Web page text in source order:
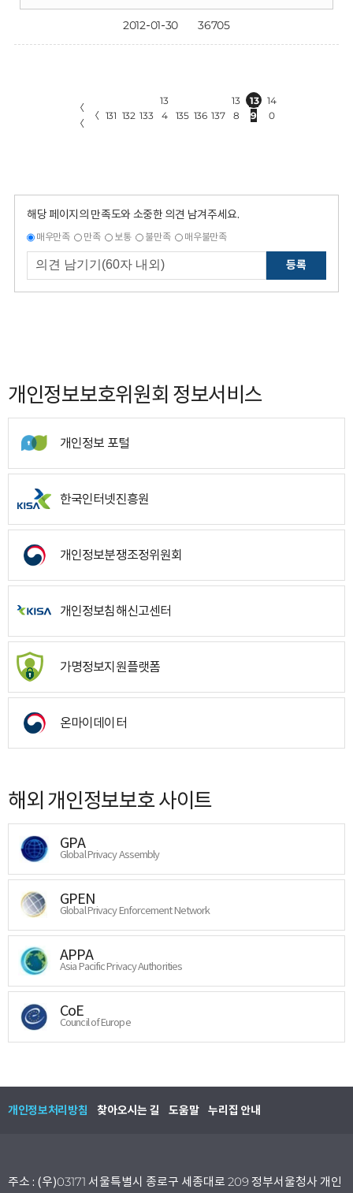
2012-01-30 36705
〈
〈
〈 131 132 133
13
4
135 136 137
13
8
13
9
14
0
해당 페이지의 만족도와 소중한 의견 남겨주세요.
매우만족 만족 보통 불만족 매우불만족
등록
개인정보보호위원회 정보서비스
개인정보 포털
한국인터넷진흥원
개인정보분쟁조정위원회
개인정보침해신고센터
가명정보지원플랫폼
온마이데이터
해외 개인정보보호 사이트
GPA
Global Privacy Assembly
GPEN
Global Privacy Enforcement Network
APPA
Asia Pacific Privacy Authorities
CoE
Council of Europe
개인정보처리방침 찾아오시는 길 도움말 누리집 안내
주소 : (우)03171 서울특별시 종로구 세종대로 209 정부서울청사 개인